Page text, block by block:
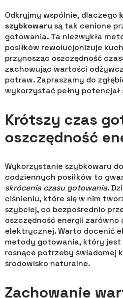
Odkryjmy wspólnie, dlaczego
szybkowaru są tak cenione
gotowania. Ta niezwykła
posiłków rewolucjonizuje
przynosząc oszczędność
zachowując wartości
potraw. Zapraszamy do
wykorzystać pełny potencjał
Krótszy czas
oszczędność
Wykorzystanie szybkowaru
codziennych posiłków to
skrócenia czasu gotowania.
ciśnieniu, które się w nim
szybciej, co bezpośrednio
oszczędność energii zarówno
elektrycznej. Warto docenić
metody gotowania, który jest
rosnące potrzeby świadomej
środowisko naturalne.
Zachowanie